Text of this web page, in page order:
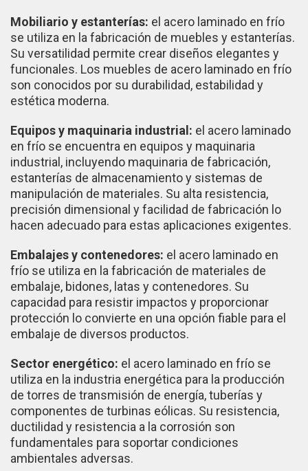
Mobiliario y estanterías: el acero laminado en frío
se utiliza en la fabricación de muebles y estanterías.
Su versatilidad permite crear diseños elegantes y
funcionales. Los muebles de acero laminado en frío
son conocidos por su durabilidad, estabilidad y
estética moderna.
Equipos y maquinaria industrial: el acero laminado
en frío se encuentra en equipos y maquinaria
industrial, incluyendo maquinaria de fabricación,
estanterías de almacenamiento y sistemas de
manipulación de materiales. Su alta resistencia,
precisión dimensional y facilidad de fabricación lo
hacen adecuado para estas aplicaciones exigentes.
Embalajes y contenedores: el acero laminado en
frío se utiliza en la fabricación de materiales de
embalaje, bidones, latas y contenedores. Su
capacidad para resistir impactos y proporcionar
protección lo convierte en una opción fiable para el
embalaje de diversos productos.
Sector energético: el acero laminado en frío se
utiliza en la industria energética para la producción
de torres de transmisión de energía, tuberías y
componentes de turbinas eólicas. Su resistencia,
ductilidad y resistencia a la corrosión son
fundamentales para soportar condiciones
ambientales adversas.